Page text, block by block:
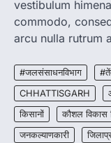
3
vestibulum
commodo,
arcu nulla rutrum
#जलसंसाधनविभाग
CHHATTISGARH
किसानों
कौशल विकास
जनकल्याणकारी